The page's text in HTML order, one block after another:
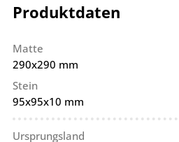
Produktdaten
Matte
290x290 mm
Stein
95x95x10 mm
Ursprungsland